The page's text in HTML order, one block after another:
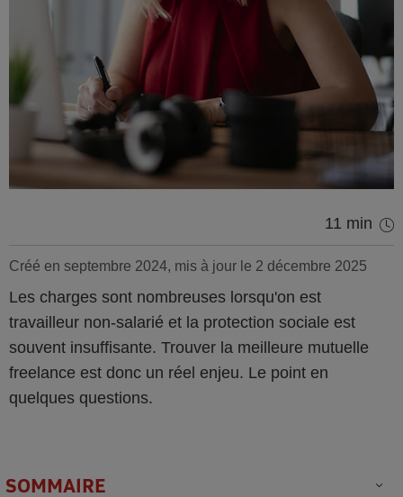
11 min
Créé en septembre 2024, mis à jour le 2 décembre 2025
Les charges sont nombreuses lorsqu'on est
travailleur non-salarié et la protection sociale est
souvent insuffisante. Trouver la meilleure mutuelle
freelance est donc un réel enjeu. Le point en
quelques questions.
SOMMAIRE